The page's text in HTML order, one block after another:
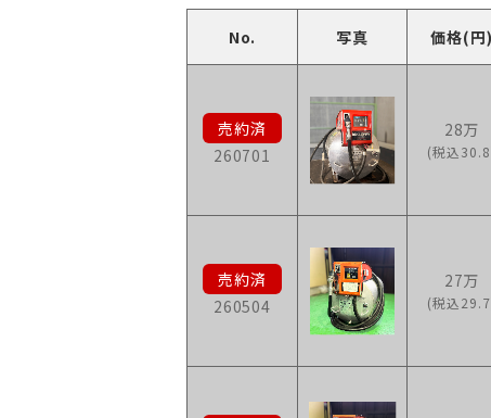
No. 写真 価格(円)
260701
28万
(税込
260504
27万
(税込